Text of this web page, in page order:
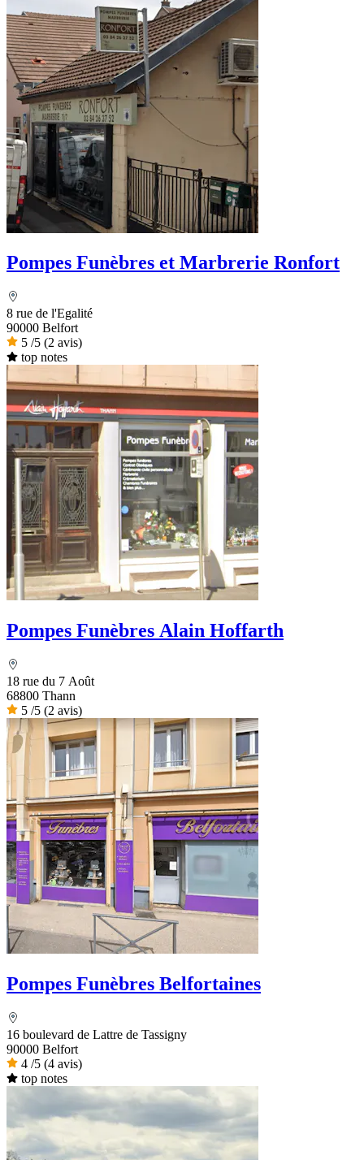
Pompes Funèbres et Marbrerie Ronfort
8 rue de l'Egalité
90000 Belfort
5 /5 (2 avis)
top notes
Pompes Funèbres Alain Hoffarth
18 rue du 7 Août
68800 Thann
5 /5 (2 avis)
Pompes Funèbres Belfortaines
16 boulevard de Lattre de Tassigny
90000 Belfort
4 /5 (4 avis)
top notes